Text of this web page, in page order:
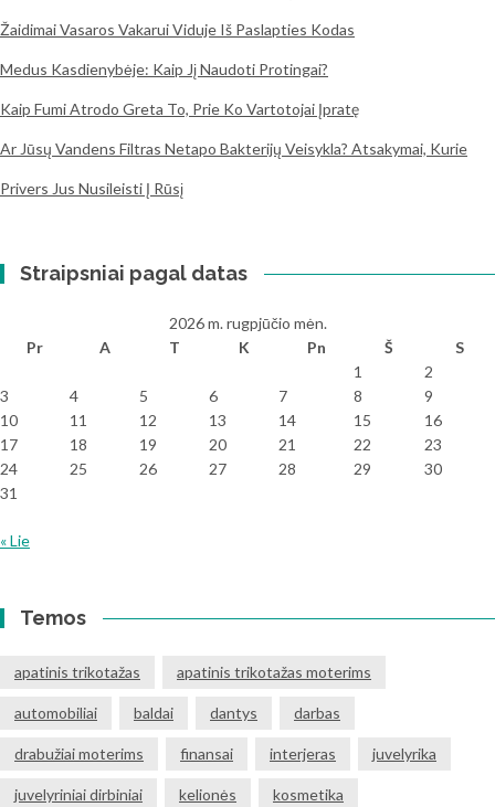
Žaidimai Vasaros Vakarui Viduje Iš Paslapties Kodas
Medus Kasdienybėje: Kaip Jį Naudoti Protingai?
Kaip Fumi Atrodo Greta To, Prie Ko Vartotojai Įpratę
Ar Jūsų Vandens Filtras Netapo Bakterijų Veisykla? Atsakymai, Kurie
Privers Jus Nusileisti Į Rūsį
Straipsniai pagal datas
2026 m. rugpjūčio mėn.
Pr
A T K Pn Š
S
1
2
3
4 5 6 7 8
9
10
11 12 13 14 15
16
17
18 19 20 21 22
23
24
25 26 27 28 29
30
31
« Lie
Temos
apatinis trikotažas apatinis trikotažas moterims
automobiliai baldai dantys darbas
drabužiai moterims finansai interjeras juvelyrika
juvelyriniai dirbiniai kelionės kosmetika